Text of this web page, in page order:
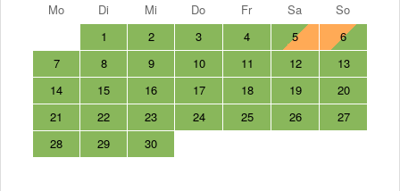
Mo
Di Mi Do Fr Sa
So
1
2 3 4 5
6
7
8 9 10 11 12
13
14
15 16 17 18 19
20
21
22 23 24 25 26
27
28
29 30